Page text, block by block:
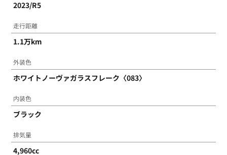
2023/R5
走行距離
1.1万km
外装色
ホワイトノーヴァガラスフレーク〈083〉
内装色
ブラック
排気量
4,960cc